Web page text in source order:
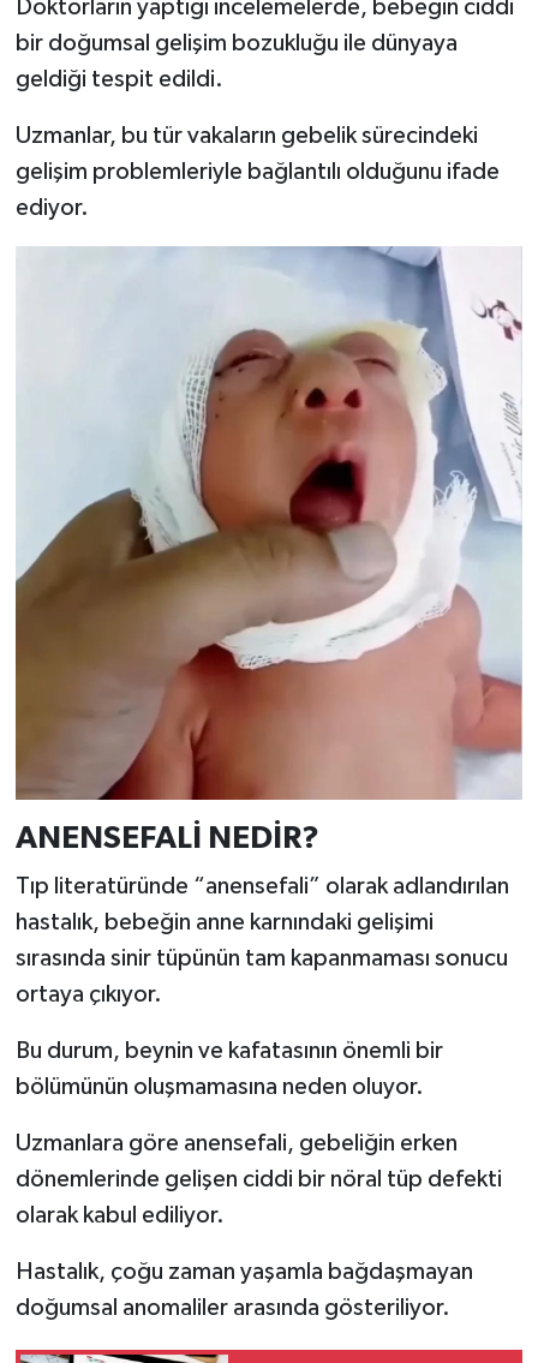
Doktorların yaptığı incelemelerde, bebeğin ciddi
bir doğumsal gelişim bozukluğu ile dünyaya
geldiği tespit edildi.
Uzmanlar, bu tür vakaların gebelik sürecindeki
gelişim problemleriyle bağlantılı olduğunu ifade
ediyor.
ANENSEFALİ NEDİR?
Tıp literatüründe “anensefali” olarak adlandırılan
hastalık, bebeğin anne karnındaki gelişimi
sırasında sinir tüpünün tam kapanmaması sonucu
ortaya çıkıyor.
Bu durum, beynin ve kafatasının önemli bir
bölümünün oluşmamasına neden oluyor.
Uzmanlara göre anensefali, gebeliğin erken
dönemlerinde gelişen ciddi bir nöral tüp defekti
olarak kabul ediliyor.
Hastalık, çoğu zaman yaşamla bağdaşmayan
doğumsal anomaliler arasında gösteriliyor.
Magazin
Pazarlar
Rüya Tabirleri
Simav
Tavşanlı
Teknoloji
Türkiye
Yaşam